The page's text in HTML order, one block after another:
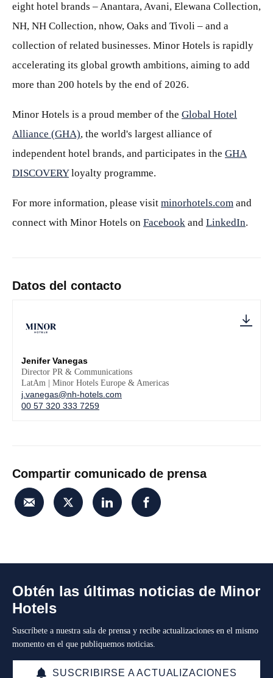
eight hotel brands – Anantara, Avani, Elewana Collection,
NH, NH Collection, nhow, Oaks and Tivoli – and a
collection of related businesses. Minor Hotels is rapidly
accelerating its global growth ambitions, aiming to add
more than 200 hotels by the end of 2026.
Minor Hotels is a proud member of the Global Hotel
Alliance (GHA), the world's largest alliance of
independent hotel brands, and participates in the GHA
DISCOVERYloyalty programme.
For more information, please visit minorhotels.com and
connect with Minor Hotels on Facebook and LinkedIn.
Datos del contacto
Jenifer Vanegas
Director PR & Communications
LatAm | Minor Hotels Europe & Americas
j.vanegas@nh-hotels.com
00 57 320 333 7259
Compartir comunicado de prensa
Obtén las últimas noticias de Minor
Hotels
Suscríbete a nuestra sala de prensa y recibe actualizaciones en el mismo
momento en el que publiquemos noticias.
SUSCRIBIRSE A ACTUALIZACIONES